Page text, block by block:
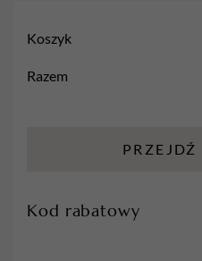
Koszyk
Razem
Kod rabatowy